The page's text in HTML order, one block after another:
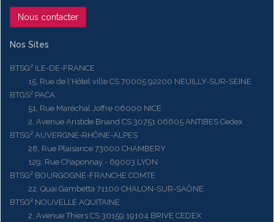
Nous contacter
Nos Sites
BTSG² ILE-DE-FRANCE
15, Rue de l'Hôtel ville CS 70005 92200 NEUILLY-SUR-SEINE
BTGS² PACA
51, Rue Maréchal Joffre 06000 NICE
2, Avenue Aristide Briand CS 30751 06605 ANTIBES Cedex
BTSG² AUVERGNE-RHÔNE-ALPES
28, Rue Plaisance 73000 CHAMBERY
129, Rue Chaponnay - 69003 LYON
BTSG² BOURGOGNE-FRANCHE COMTE
22, Quai Gambetta 71100 CHALON-SUR-SAÔNE
BTSG² NOUVELLE AQUITAINE
2, Avenue Thiers CS 30159 19104 BRIVE CEDEX